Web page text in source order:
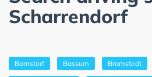
Scharrendorf
Barnstorf Bassum Bramstedt